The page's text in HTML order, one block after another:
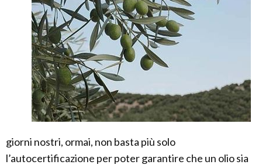
giorni nostri, ormai, non basta più solo
l’autocertificazione per poter garantire che un olio sia